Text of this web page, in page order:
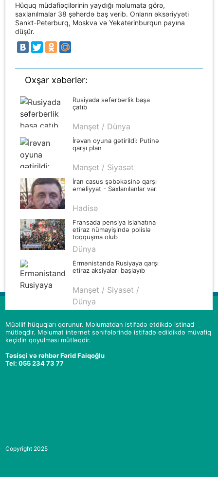
Hüquq müdafiəçilərinin yaydığı məlumata görə,
saxlanılmalar 38 şəhərdə baş verib. Onların əksəriyyəti
Sankt-Peterburq, Moskva və Yekaterinburqun payına
düşür.
Oxşar xəbərlər:
Rusiyada səfərbərlik başa
çatıb
Manşet / Dünya
İrəvan oyuna gətirildi: Putinə
qarşı plan
Manşet / Siyasət
İran casus şəbəkəsinə qarşı
əməliyyat - Saxlanılanlar var
Hadisə
Fransada pensiya islahatına
etiraz nümayişində polislə
toqquşma olub
Dünya
Ermənistanda Rusiyaya qarşı
etiraz aksiyaları başlayıb
Manşet / Siyasət /
Dünya
Müəllif hüquqları qorunur. Məlumatdan istifadə etdikdə istinad
mütləqdir. Məlumat internet səhifələrində istifadə edildikdə müvafiq
keçidin qoyulması mütləqdir.
Təsisçi və rəhbər Fərid Faiqoğlu
Tel: 055 234 73 77
Copyright 2025